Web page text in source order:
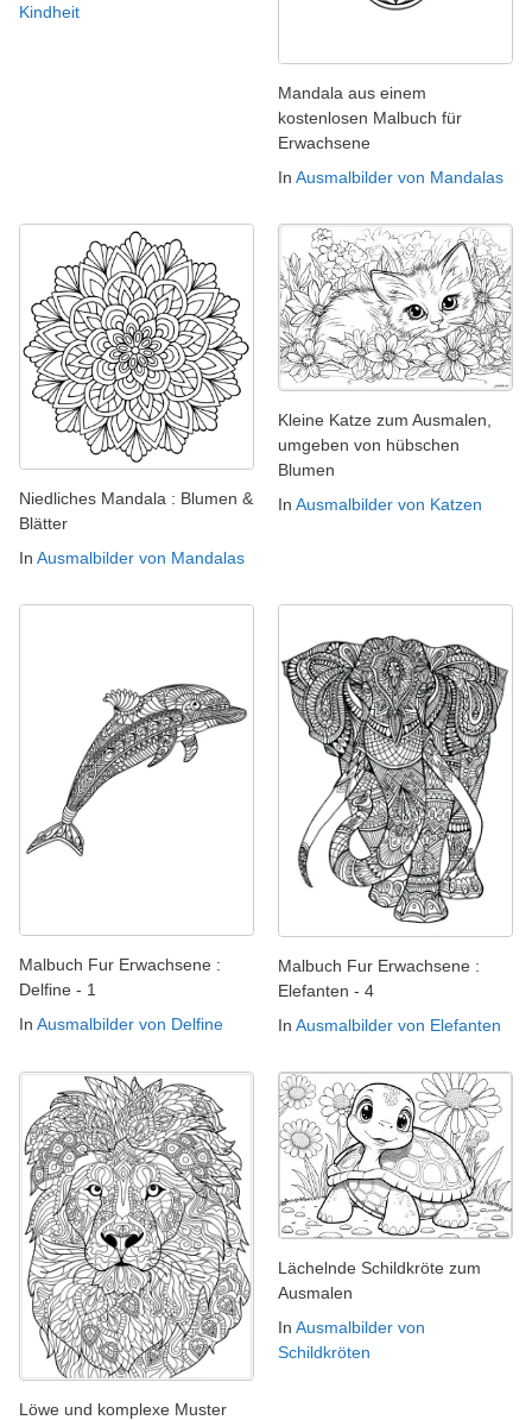
Kindheit
Mandala aus einem
kostenlosen Malbuch für
Erwachsene
In Ausmalbilder von Mandalas
Niedliches Mandala : Blumen &
Blätter
In Ausmalbilder von Mandalas
Kleine Katze zum Ausmalen,
umgeben von hübschen
Blumen
In Ausmalbilder von Katzen
Malbuch Fur Erwachsene :
Delfine - 1
In Ausmalbilder von Delfine
Malbuch Fur Erwachsene :
Elefanten - 4
In Ausmalbilder von Elefanten
Löwe und komplexe Muster
Lächelnde Schildkröte zum
Ausmalen
In Ausmalbilder von
Schildkröten